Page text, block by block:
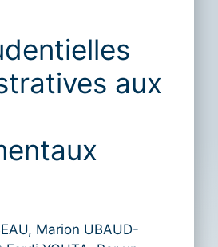
aux
Marion UBAUD-